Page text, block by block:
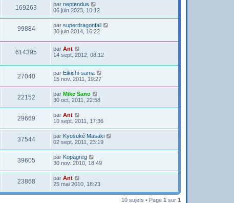
169263 par neptendus
06 juin 2023, 10:12
99884 par superdragonfall
30 juin 2014, 16:22
614395 par Ant
14 sept. 2012, 08:12
27040 par Eikichi-sama
15 nov. 2011, 19:27
22152 par Mike Sano
30 oct. 2011, 22:58
29669 par Ant
10 sept. 2011, 17:36
37544 par Kyosuké Masaki
02 sept. 2011, 23:19
39605 par Kopagreg
30 nov. 2010, 18:49
23868 par Ant
25 mai 2010, 18:23
10 sujets • Page 1 sur 1